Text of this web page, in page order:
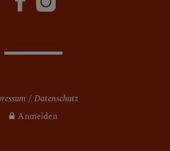
Datenschutz
Anmelden